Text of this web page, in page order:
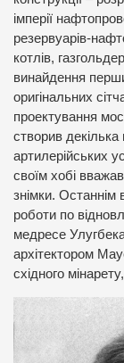
імперії
резервуарів-
котлів,
винайдення
оригінальних
проектування
створив
артилерійських
своїм хобі
знімки. Останнім
роботи по
медресе
архітектором
східного